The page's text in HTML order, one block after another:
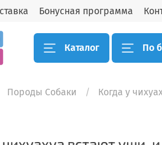
Бонусная программа
Каталог По
Породы Собаки Когда у